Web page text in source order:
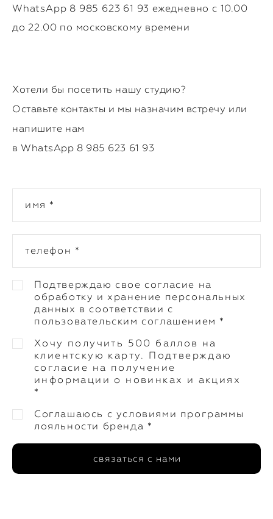
WhatsApp 8 985 623 61 93 ежедневно с 10.00
до 22.00 по московскому времени
Хотели бы посетить нашу студию?
Оставьте контакты и мы назначим встречу или
напишите нам
в WhatsApp 8 985 623 61 93
имя *
телефон *
Подтверждаю свое согласие на
обработку и хранение персональных
данных в соответствии с
пользовательским соглашением *
Хочу получить 500 баллов на
клиентскую карту. Подтверждаю
согласие на получение
информации о новинках и акциях
*
Соглашаюсь с условиями программы
лояльности бренда *
связаться с нами